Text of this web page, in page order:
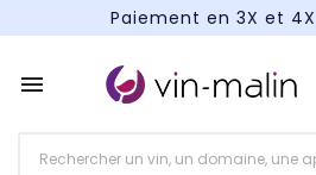
Paiement en 3X et
Paiement en 3X et
